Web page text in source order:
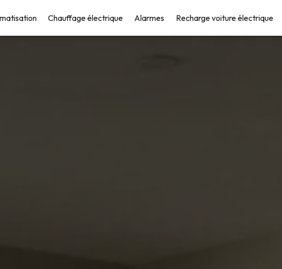
Chauffage électrique Alarmes Recharge voiture électrique